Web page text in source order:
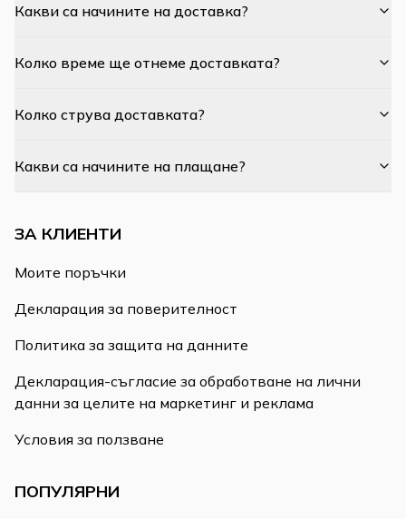
Какви са начините на доставка?
Колко време ще отнеме доставката?
Колко струва доставката?
Какви са начините на плащане?
ЗА КЛИЕНТИ
Моите поръчки
Декларация за поверителност
Политика за защита на данните
Декларация-съгласие за обработване на лични
данни за целите на маркетинг и реклама
Условия за ползване
ПОПУЛЯРНИ